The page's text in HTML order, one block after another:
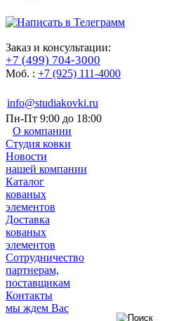
Заказ и консультации:
+7 (499) 704-3000
Моб. : +7 (925) 111-4000
info@studiakovki.ru
Пн-Пт 9:00 до 18:00
О компании
Студия ковки
Новости
нашей компании
Каталог
кованых
элементов
Доставка
кованых
элементов
Сотрудничество
партнерам,
поставщикам
Контакты
мы ждем Вас